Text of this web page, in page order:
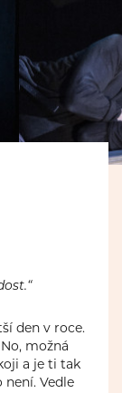
den v roce.
možná
a je ti tak
není. Vedle